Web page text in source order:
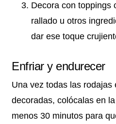
Decora con toppings
rallado u otros
dar ese toque
Enfriar y endurecer
Una vez todas las rodajas
decoradas, colócalas en
menos 30 minutos para